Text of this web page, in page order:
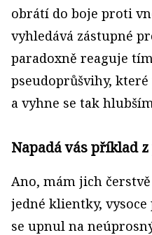
obrátí do boje proti
vyhledává zástupné
paradoxně reaguje
pseudoprůšvihy, které
a vyhne se tak
Napadá vás příklad z
Ano, mám jich
jedné klientky, vysoce
se upnul na